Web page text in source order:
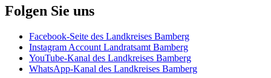
Folgen Sie uns
Facebook-Seite des Landkreises Bamberg
Instagram Account Landratsamt Bamberg
YouTube-Kanal des Landkreises Bamberg
WhatsApp-Kanal des Landkreises Bamberg